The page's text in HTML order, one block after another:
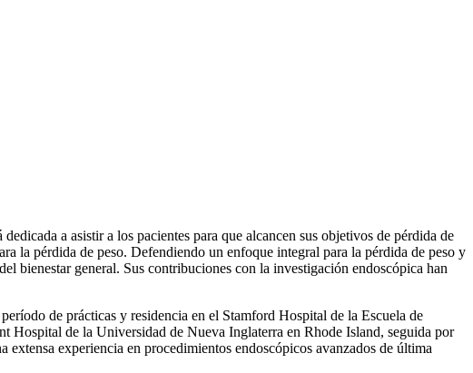
a asistir a los pacientes para que alcancen sus objetivos de pérdida de
la pérdida de peso. Defendiendo un enfoque integral para la pérdida de peso y
bienestar general. Sus contribuciones con la investigación endoscópica han
de prácticas y residencia en el Stamford Hospital de la Escuela de
Hospital de la Universidad de Nueva Inglaterra en Rhode Island, seguida por
experiencia en procedimientos endoscópicos avanzados de última